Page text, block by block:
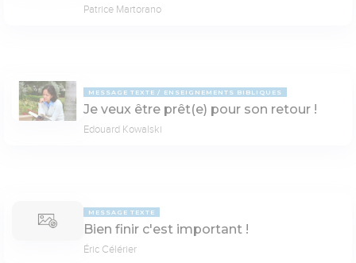
Patrice Martorano
MESSAGE TEXTE ENSEIGNEMENTS BIBLIQUES
Je veux être prêt(e) pour son retour !
Edouard Kowalski
MESSAGE TEXTE
Bien finir c'est important !
Éric Célérier